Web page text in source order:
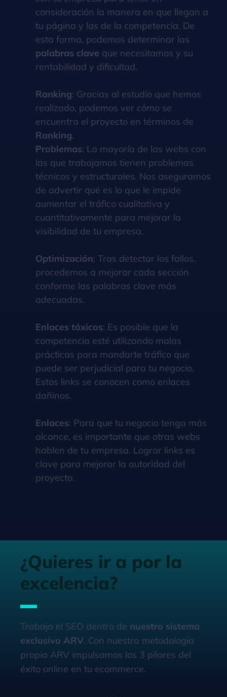
consideración la manera en que llegan a
tu página y las de la competencia. De
esta forma, podemos determinar las
palabras clave que necesitamos y su
rentabilidad y dificultad.
Ranking: Gracias al estudio que hemos
realizado, podemos ver cómo se
encuentra el proyecto en términos de
Ranking.
Problemas: La mayoría de las webs con
las que trabajamos tienen problemas
técnicos y estructurales. Nos aseguramos
de advertir qué es lo que le impide
aumentar el tráfico cualitativa y
cuantitativamente para mejorar la
visibilidad de tu empresa.
Optimización: Tras detectar los fallos,
procedemos a mejorar cada sección
conforme las palabras clave más
adecuadas.
Enlaces tóxicos: Es posible que la
competencia esté utilizando malas
prácticas para mandarte tráfico que
puede ser perjudicial para tu negocio.
Estos links se conocen como enlaces
dañinos.
Enlaces: Para que tu negocio tenga más
alcance, es importante que otras webs
hablen de tu empresa. Lograr links es
clave para mejorar la autoridad del
proyecto.
¿Quieres ir a por la
excelencia?
Trabaja el SEO dentro de nuestro sistema
exclusivo ARV. Con nuestra metodología
propia ARV impulsamos los 3 pilares del
éxito online en tu ecommerce.